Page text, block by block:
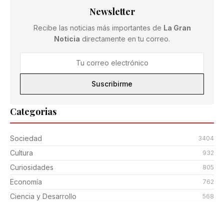
Categorias
Sociedad 3404
Cultura 932
Curiosidades 805
Economía 762
Ciencia y Desarrollo 568
Newsletter
Recibe las noticias más importantes de La Gran
Noticia directamente en tu correo.
Suscribirme